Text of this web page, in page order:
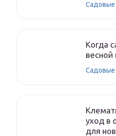
Садовые
Когда
весной
Садовые
уход в
для